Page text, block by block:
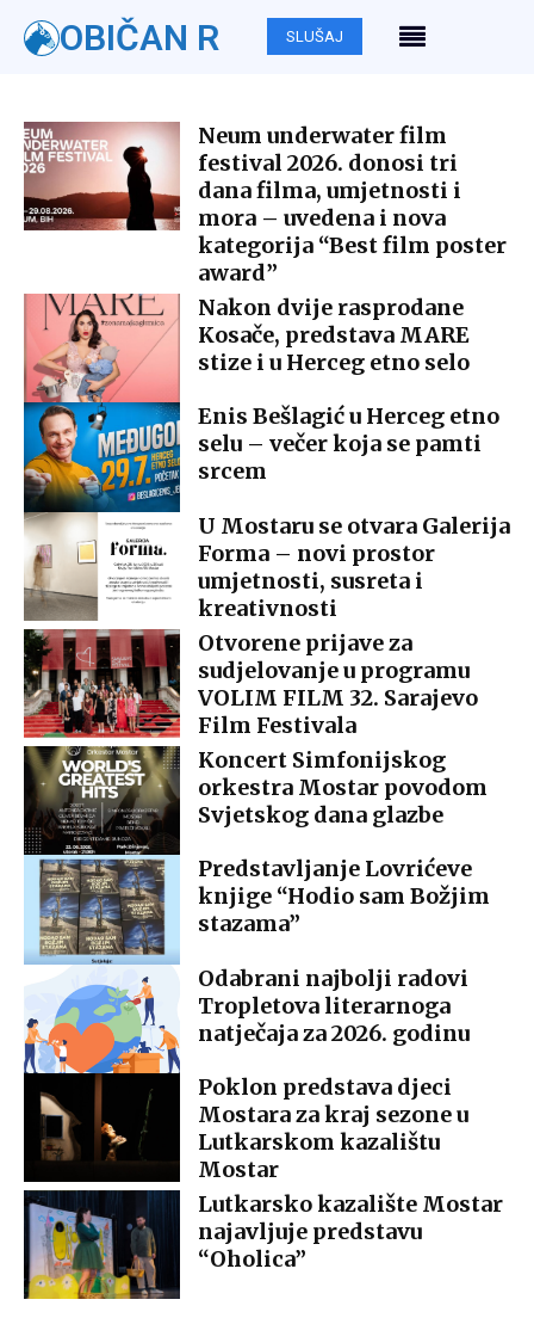
OBIČAN R SLUŠAJ
Neum underwater film
festival 2026. donosi tri
dana filma, umjetnosti i
mora – uvedena i nova
kategorija “Best film poster
award”
Nakon dvije rasprodane
Kosače, predstava MARE
stize i u Herceg etno selo
Enis Bešlagić u Herceg etno
selu – večer koja se pamti
srcem
U Mostaru se otvara Galerija
Forma – novi prostor
umjetnosti, susreta i
kreativnosti
Otvorene prijave za
sudjelovanje u programu
VOLIM FILM 32. Sarajevo
Film Festivala
Koncert Simfonijskog
orkestra Mostar povodom
Svjetskog dana glazbe
Predstavljanje Lovrićeve
knjige “Hodio sam Božjim
stazama”
Odabrani najbolji radovi
Tropletova literarnoga
natječaja za 2026. godinu
Poklon predstava djeci
Mostara za kraj sezone u
Lutkarskom kazalištu
Mostar
Lutkarsko kazalište Mostar
najavljuje predstavu
“Oholica”